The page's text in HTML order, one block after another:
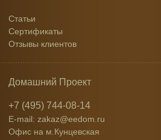
Статьи
Сертификаты
Отзывы клиентов
Домашний Проект
+7 (495) 744-08-14
E-mail: zakaz@eedom.ru
Офис на м.Кунцевская